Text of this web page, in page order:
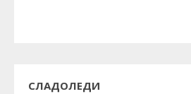
СЛАДОЛЕДИ